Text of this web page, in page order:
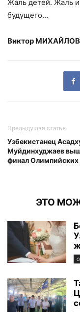
Жаль детей. Жаль
будущего…
Виктор МИХАЙЛОВ
Предыдущая статья
Узбекистанец
Муйдинхуджаев
финал Олимпийских
ЭТО